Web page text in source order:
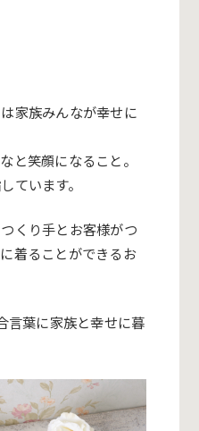
家族みんなが幸せに
と笑顔になること。
ています。
くり手とお客様がつ
着ることができるお
言葉に家族と幸せに暮